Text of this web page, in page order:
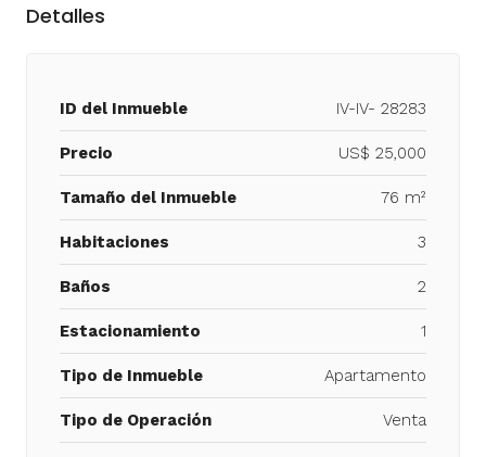
Detalles
ID del Inmueble IV-IV- 28283
Precio US$ 25,000
Tamaño del Inmueble 76 m²
Habitaciones 3
Baños 2
Estacionamiento 1
Tipo de Inmueble Apartamento
Tipo de Operación Venta